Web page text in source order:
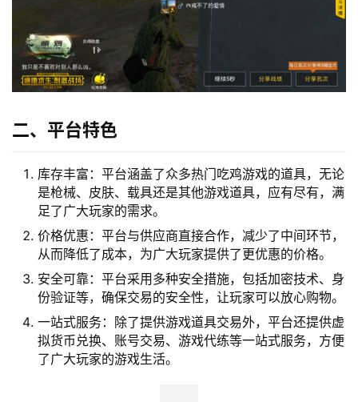
二、平台特色
库存丰富：平台涵盖了众多热门吃鸡游戏的道具，无论
是枪械、皮肤、载具还是其他游戏道具，应有尽有，满
足了广大玩家的需求。
价格优惠：平台与供应商直接合作，减少了中间环节，
从而降低了成本，为广大玩家提供了更优惠的价格。
安全可靠：平台采用多种安全措施，包括加密技术、身
份验证等，确保交易的安全性，让玩家可以放心购物。
一站式服务：除了提供游戏道具交易外，平台还提供虚
拟货币兑换、账号交易、游戏代练等一站式服务，方便
了广大玩家的游戏生活。